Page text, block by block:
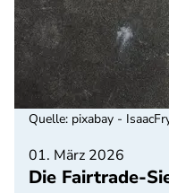
01. März 2026
Die Fairtrade-
Quelle: pixabay -